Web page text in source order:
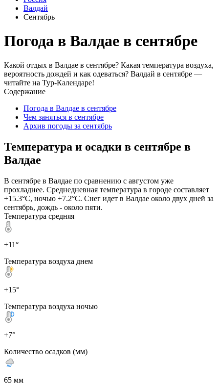
Валдай
Сентябрь
Погода в Валдае в сентябре
Какой отдых в Валдае в сентябре? Какая температура воздуха,
вероятность дождей и как одеваться? Валдай в сентябре —
читайте на Тур-Календаре!
Содержание
Погода в Валдае в сентябре
Чем заняться в сентябре
Архив погоды за сентябрь
Температура и осадки в сентябре в
Валдае
В сентябре в Валдае по сравнению с августом уже
прохладнее. Среднедневная температура в городе составляет
+15.3°C, ночью +7.2°C. Снег идет в Валдае около двух дней за
сентябрь, дождь - около пяти.
Температура средняя
+11°
Температура воздуха днем
+15°
Температура воздуха ночью
+7°
Количество осадков (мм)
65 мм